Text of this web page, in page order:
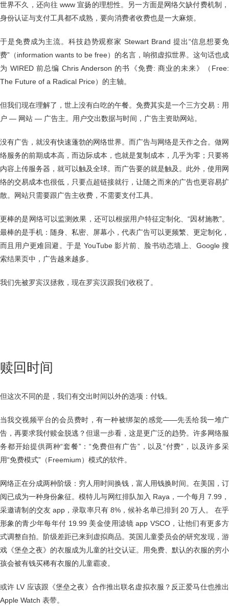
世界不久，还向往 www 宣扬的理想性。另一方面是网络欠缺付费机制，
身份认证与支付工具都不成熟，要向消费者收费也是一大麻烦。
于是免费成为主流。科技趋势观察家 Stewart Brand 提出“信息想要免
费”（information wants to be free）的名言，响彻虚拟世界。这句话也成
为 WIRED 前总编 Chris Anderson 的书《免费: 商业的未来》（Free:
The Future of a Radical Price）的主轴。
但我们现在理解了，世上没有白吃的午餐。免费其实是一个三方交易：用
户 — 网站 — 广告主。用户交出数据与时间，广告主资助网站。
没有广告，就没有快速蓬勃的网络世界。而广告与网络是天作之合。做网
络服务的前期成本高，而边际成本，也就是复制成本，几乎为零；只要将
内容上传服务器，就可以触及全球。而广告要的就是触及。此外，使用网
络的交易成本也很低，只要点超链接就行，让随之而来的广告也更容易扩
散。网站只需要跟广告主收费，不需要支付工具。
更棒的是网络可以监测效果，还可以根据用户特征定制化、“因材施教”。
最棒的是手机：随身、私密、屏幕小，代表广告可以更频繁、更定制化，
而且用户更难回避。于是 YouTube 影片前、脸书动态墙上、Google 搜
索结果页中，广告越来越多。
我们先被罗宾汉拯救，现在罗宾汉跟我们收税了。
赎回时间
但这次不同的是，我们有交出时间以外的选项：付钱。
当我交视频平台的会员费时，有一种被绑架的感觉——先丢给我一堆广
告，再要求我付赎金脱逃？但退一步看，这是更广泛的趋势。许多网络服
务都开始提供两种“套餐”：“免费但有广告”，以及“付费”，以及许多采
用“免费模式”（Freemium）模式的软件。
网络正在分成两种阶级：穷人用时间换钱，富人用钱换时间。在美国，订
阅已成为一种身份象征。模特儿与网红排队加入 Raya，一个每月 7.99，
采邀请制的交友 app，录取率只有 8%，候补名单已排到 20 万人。 在乎
形象的青少年每年付 19.99 美金使用滤镜 app VSCO，让他们有更多方
式调整自拍。阶级差距已来到虚拟商品。英国儿童委员会的研究发现，游
戏《堡垒之夜》的衣服成为儿童的社交认证。用免费、默认的衣服的穷小
孩会被有钱买稀有衣服的儿童霸凌。
或许 LV 应该跟《堡垒之夜》合作推出联名虚拟衣服？反正爱马仕也推出
Apple Watch 表带。